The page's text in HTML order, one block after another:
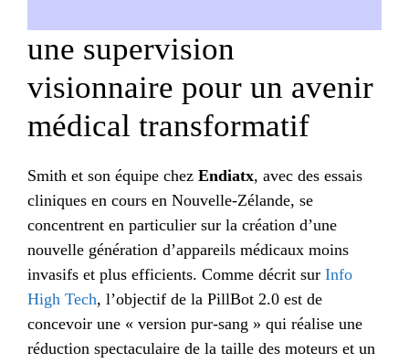
une supervision
visionnaire pour un avenir
médical transformatif
Smith et son équipe chez Endiatx, avec des essais
cliniques en cours en Nouvelle-Zélande, se
concentrent en particulier sur la création d’une
nouvelle génération d’appareils médicaux moins
invasifs et plus efficients. Comme décrit sur Info
High Tech, l’objectif de la PillBot 2.0 est de
concevoir une « version pur-sang » qui réalise une
réduction spectaculaire de la taille des moteurs et un